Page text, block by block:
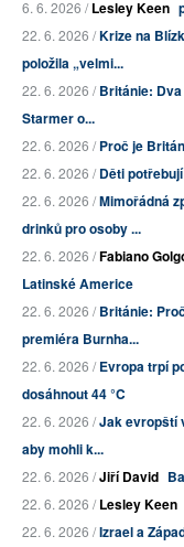
6. 6. 2026 /Lesley Keen
22. 6. 2026 /Krize na
položila „velmi...
22. 6. 2026 /Británie:
Starmer o...
22. 6. 2026 /Proč je
22. 6. 2026 /Děti
22. 6. 2026 /Mimořádná
drinků pro osoby ...
22. 6. 2026 /Fabiano
Latinské Americe
22. 6. 2026 /Británie:
premiéra Burnha...
22. 6. 2026 /Evropa trpí
dosáhnout 44 °C
22. 6. 2026 /Jak evropští
aby mohli k...
22. 6. 2026 /Jiří David
22. 6. 2026 /Lesley Keen
22. 6. 2026 /Izrael a